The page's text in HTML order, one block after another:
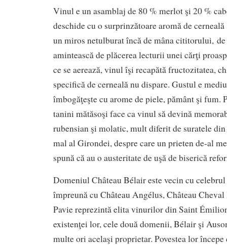
Vinul e un asamblaj de 80 % merlot şi 20 %
deschide cu o surprinzătoare aromă de
un miros netulburat încă de mâna cititorului,
amintească de plăcerea lecturii unei cărţi
ce se aerează, vinul îşi recapătă fructozitatea,
specifică de cerneală nu dispare. Gustul e
îmbogăţeşte cu arome de piele, pământ şi fum.
tanini mătăsoşi face ca vinul să devină
rubensian şi molatic, mult diferit de suratele
mal al Girondei, despre care un prieten de-al
spună că au o austeritate de uşă de biserică
Domeniul Château Bélair este vecin cu
împreună cu Château Angélus, Château
Pavie reprezintă elita vinurilor din Saint
existenţei lor, cele două domenii, Bélair şi
multe ori acelaşi proprietar. Povestea lor